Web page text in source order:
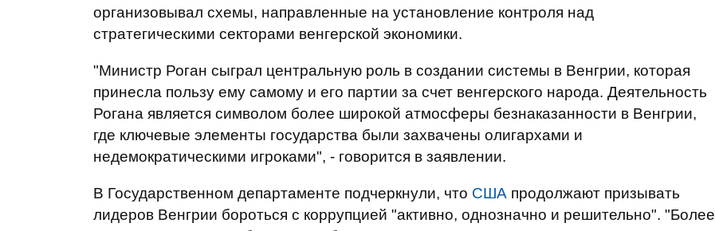
организовывал схемы, направленные на установление контроля над
стратегическими секторами венгерской экономики.
"Министр Роган сыграл центральную роль в создании системы в Венгрии, которая
принесла пользу ему самому и его партии за счет венгерского народа. Деятельность
Рогана является символом более широкой атмосферы безнаказанности в Венгрии,
где ключевые элементы государства были захвачены олигархами и
недемократическими игроками", - говорится в заявлении.
В Государственном департаменте подчеркнули, что США продолжают призывать
лидеров Венгрии бороться с коррупцией "активно, однозначно и решительно". "Более